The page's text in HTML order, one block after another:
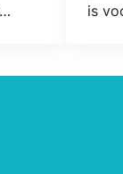
is